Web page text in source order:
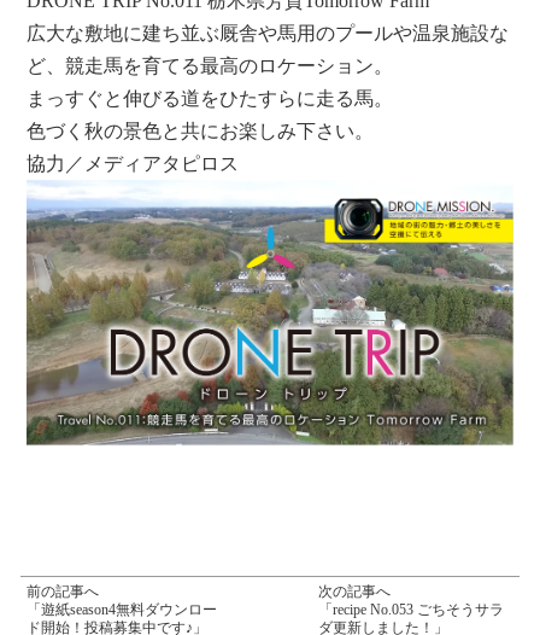
広大な敷地に建ち並ぶ厩舎や馬用のプールや温泉施設な
ど、競走馬を育てる最高のロケーション。
まっすぐと伸びる道をひたすらに走る馬。
色づく秋の景色と共にお楽しみ下さい。
協力／メディアタピロス
前の記事へ
「遊紙season4無料ダウンロー
ド開始！投稿募集中です♪」
次の記事へ
「recipe No.053 ごちそうサラ
ダ更新しました！」